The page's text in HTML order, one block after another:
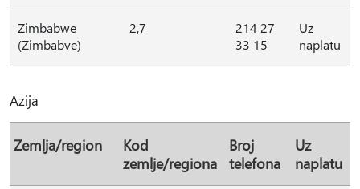
Zimbabwe
(Zimbabve)
2,7
214 27
33 15
Uz
naplatu
Azija
Zemlja/region
Kod
zemlje/regiona
Broj
telefona
Uz
naplatu